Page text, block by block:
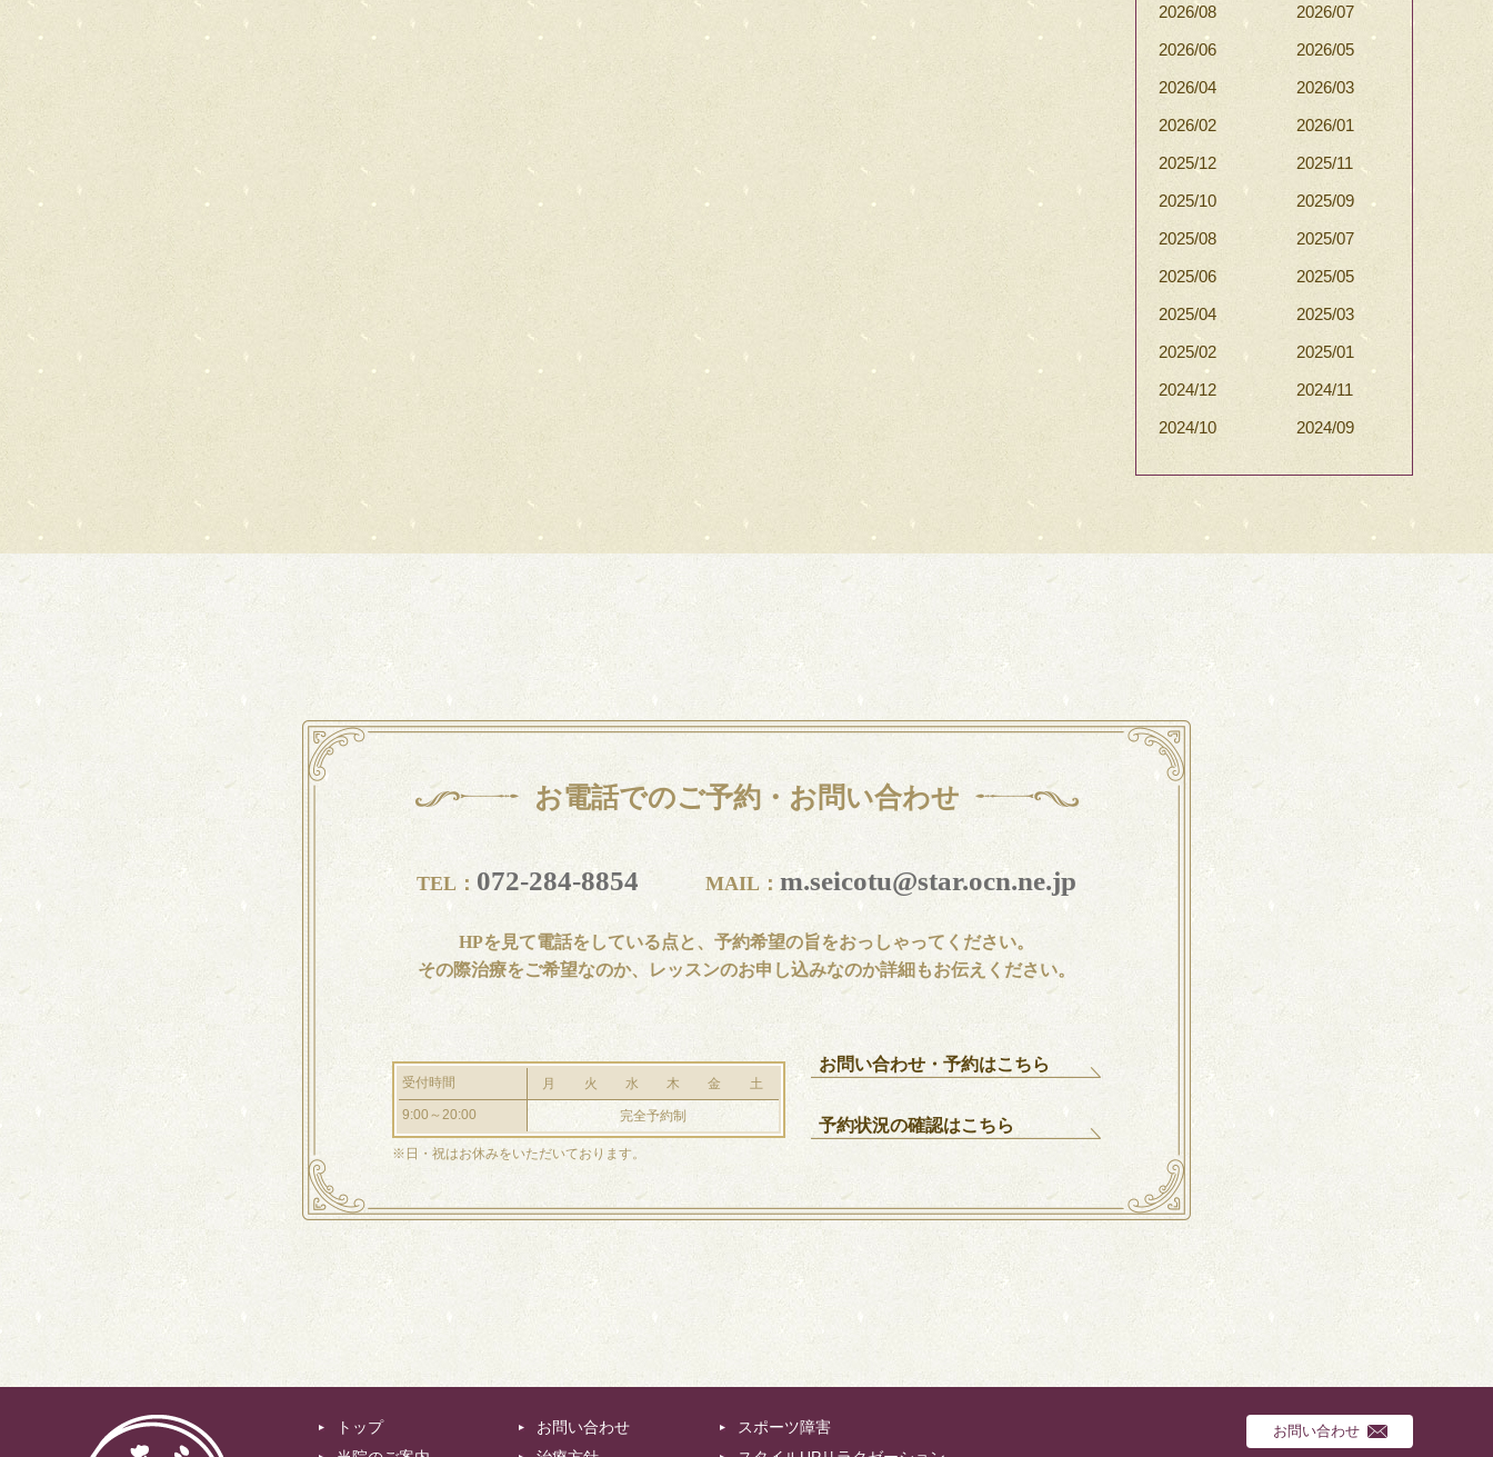
2026/08
2026/07
2026/06
2026/05
2026/04
2026/03
2026/02
2026/01
2025/12
2025/11
2025/10
2025/09
2025/08
2025/07
2025/06
2025/05
2025/04
2025/03
2025/02
2025/01
2024/12
2024/11
2024/10
2024/09
お電話でのご予約・お問い合わせ
TEL： 072-284-8854 MAIL： m.seicotu@star.ocn.ne.jp
HPを見て電話をしている点と、予約希望の旨をおっしゃってください。
その際治療をご希望なのか、レッスンのお申し込みなのか詳細もお伝えください。
受付時間 月 火 水 木 金
土
9:00～20:00
完全予約制
※日・祝はお休みをいただいております。
お問い合わせ・予約はこちら
予約状況の確認はこちら
トップ
お問い合わせ
スポーツ障害
お問い合わせ